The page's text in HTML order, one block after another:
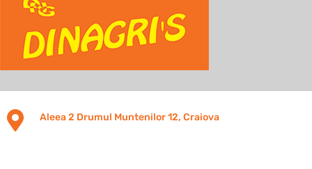
 Aleea 2 Drumul Muntenilor 12, Craiova